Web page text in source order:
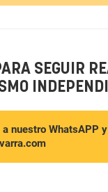
SEGUIR
nuestro WhatsAPP